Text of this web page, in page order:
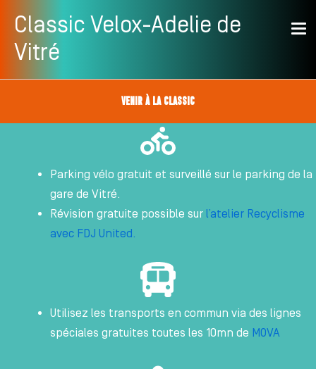
contenu
Classic Velox-Adelie de
Vitré
Venir à la classic
Parking vélo gratuit et surveillé sur le parking de la
gare de Vitré.
Révision gratuite possible sur l’atelier Recyclisme
avec FDJ United.
Utilisez les transports en commun via des lignes
spéciales gratuites toutes les 10mn de MOVA